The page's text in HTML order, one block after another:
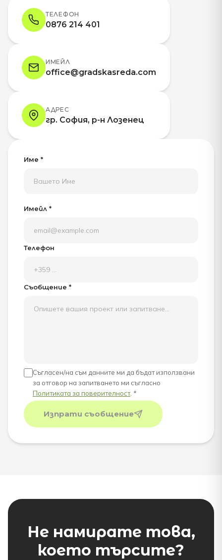
ТЕЛЕФОН
0876 214 401
ИМЕЙЛ
office@gradskasreda.com
АДРЕС
гр. София, р-н Лозенец
Име *
Имейл *
Телефон
Съобщение *
Съгласен/на съм данните ми да бъдат използвани
за отговор на запитването ми съгласно
Политиката за поверителност. *
Изпрати съобщение
Не намирате това,
което търсите?